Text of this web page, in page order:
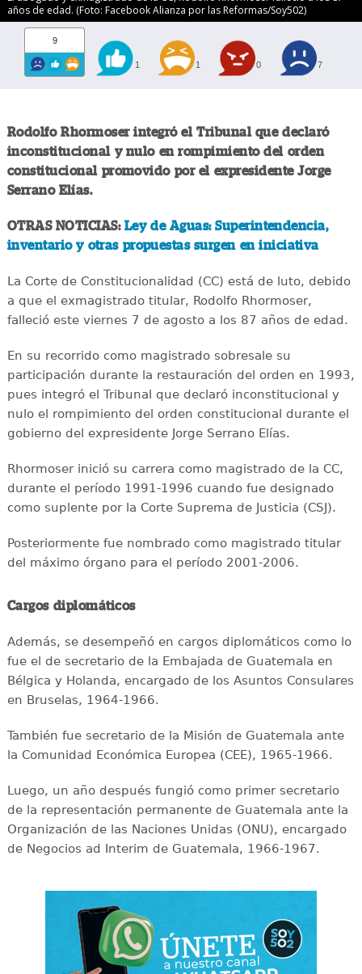
años de edad. (Foto: Facebook Alianza por las Reformas/Soy502)
9
1 1 0 7
Rodolfo Rhormoser integró el Tribunal que declaró
inconstitucional y nulo en rompimiento del orden
constitucional promovido por el expresidente Jorge
Serrano Elías.
OTRAS NOTICIAS: Ley de Aguas: Superintendencia,
inventario y otras propuestas surgen en iniciativa
La Corte de Constitucionalidad (CC) está de luto, debido
a que el exmagistrado titular, Rodolfo Rhormoser,
falleció este viernes 7 de agosto a los 87 años de edad.
En su recorrido como magistrado sobresale su
participación durante la restauración del orden en 1993,
pues integró el Tribunal que declaró inconstitucional y
nulo el rompimiento del orden constitucional durante el
gobierno del expresidente Jorge Serrano Elías.
Rhormoser inició su carrera como magistrado de la CC,
durante el período 1991-1996 cuando fue designado
como suplente por la Corte Suprema de Justicia (CSJ).
Posteriormente fue nombrado como magistrado titular
del máximo órgano para el período 2001-2006.
Cargos diplomáticos
Además, se desempeñó en cargos diplomáticos como lo
fue el de secretario de la Embajada de Guatemala en
Bélgica y Holanda, encargado de los Asuntos Consulares
en Bruselas, 1964-1966.
También fue secretario de la Misión de Guatemala ante
la Comunidad Económica Europea (CEE), 1965-1966.
Luego, un año después fungió como primer secretario
de la representación permanente de Guatemala ante la
Organización de las Naciones Unidas (ONU), encargado
de Negocios ad Interim de Guatemala, 1966-1967.